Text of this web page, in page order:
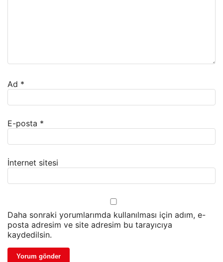
Ad *
E-posta *
İnternet sitesi
Daha sonraki yorumlarımda kullanılması için adım, e-
posta adresim ve site adresim bu tarayıcıya
kaydedilsin.